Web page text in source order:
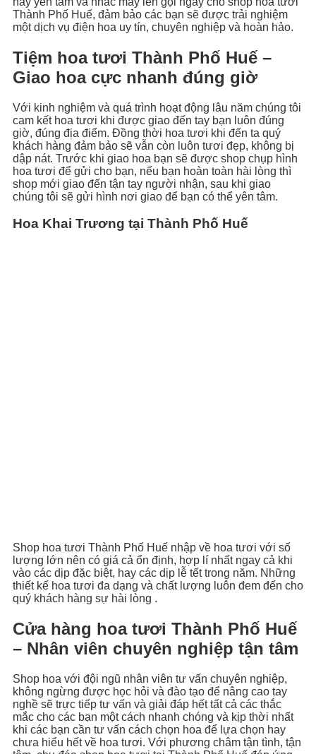
Thành Phố Huế, đảm bảo các bạn sẽ được trải nghiệm
một dịch vụ điện hoa uy tín, chuyên nghiệp và hoàn hảo.
Tiệm hoa tươi Thành Phố Huế –
Giao hoa cực nhanh đúng giờ
Với kinh nghiệm và quá trình hoạt động lâu năm chúng tôi
cam kết hoa tươi khi được giao đến tay bạn luôn đúng
giờ, đúng địa điểm. Đồng thời hoa tươi khi đến ta quý
khách hàng đảm bảo sẽ vẫn còn luôn tươi đẹp, không bị
dập nát. Trước khi giao hoa bạn sẽ được shop chụp hình
hoa tươi để gửi cho bạn, nếu bạn hoàn toàn hài lòng thì
shop mới giao đến tận tay người nhận, sau khi giao
chúng tôi sẽ gửi hình nơi giao để bạn có thể yên tâm.
Hoa Khai Trương tại Thành Phố Huế
Shop hoa tươi Thành Phố Huế nhập về hoa tươi với số
lượng lớn nên có giá cả ổn định, hợp lí nhất ngay cả khi
vào các dịp đặc biệt, hay các dịp lễ tết trong năm. Những
thiết kế hoa tươi đa dạng và chất lượng luôn đem đến cho
quý khách hàng sự hài lòng .
Cửa hàng hoa tươi Thành Phố Huế
– Nhân viên chuyên nghiệp tận tâm
Shop hoa với đội ngũ nhân viên tư vấn chuyên nghiệp,
không ngừng được học hỏi và đào tạo để nâng cao tay
nghề sẽ trực tiếp tư vấn và giải đáp hết tất cả các thắc
mắc cho các bạn một cách nhanh chóng và kịp thời nhất
khi các bạn cần tư vấn cách chọn hoa để lựa chọn hay
chưa hiểu hết về hoa tươi. Với phương châm tận tình, tận